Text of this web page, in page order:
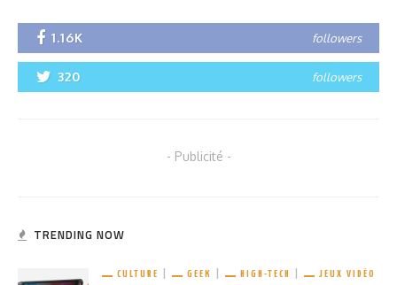
1.16K followers
320 followers
- Publicité -
TRENDING NOW
CULTURE GEEK HIGH-TECH JEUX VIDÉO